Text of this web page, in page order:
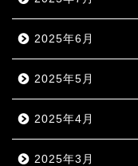
2025年6月
2025年5月
2025年4月
2025年3月